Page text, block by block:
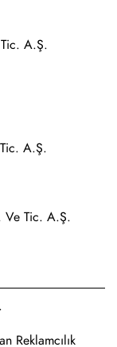
Tic. A.Ş.
A.Ş.
Ve Tic. A.Ş.
Reklamcılık